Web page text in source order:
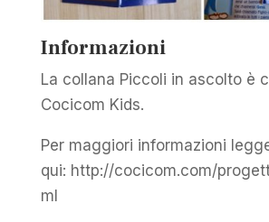
Informazioni
La collana Piccoli in ascolto è
Cocicom Kids.
Per maggiori informazioni
qui: http://cocicom.com/
ml